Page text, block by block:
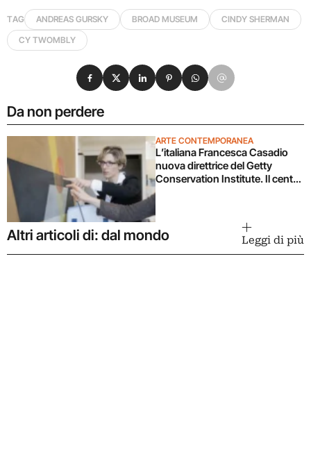
TAG ANDREAS GURSKY BROAD MUSEUM
CINDY SHERMAN
CY TWOMBLY
Da non perdere
ARTE CONTEMPORANEA
L’italiana Francesca Casadio
nuova direttrice del Getty
Conservation Institute. Il centro
Condividi su Facebook
Condividi su X
Condividi su LinkedIn
Condividi su Pinterest
Condividi su WhatsApp
Condividi su Email
Altri articoli di: dal mondo Leggi di più